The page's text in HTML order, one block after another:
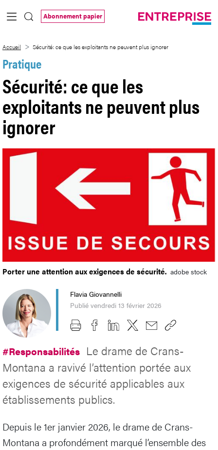
Saut au contenu principal
Abonnement papier
Accueil Sécurité: ce que les exploitants ne peuvent plus ignorer
Pratique
Sécurité: ce que les
exploitants ne peuvent plus
ignorer
Porter une attention aux exigences de sécurité. adobe stock
Flavia Giovannelli
Publié vendredi 13 février 2026
#Responsabilités Le drame de Crans-
Montana a ravivé l’attention portée aux
exigences de sécurité applicables aux
établissements publics.
Depuis le 1er janvier 2026, le drame de Crans-
Montana a profondément marqué l’ensemble des